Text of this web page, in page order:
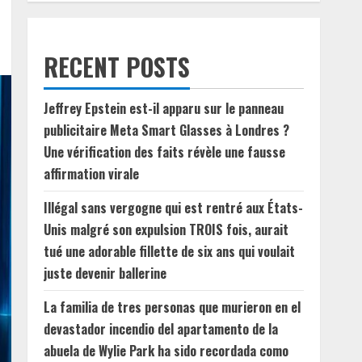
RECENT POSTS
Jeffrey Epstein est-il apparu sur le panneau
publicitaire Meta Smart Glasses à Londres ?
Une vérification des faits révèle une fausse
affirmation virale
Illégal sans vergogne qui est rentré aux États-
Unis malgré son expulsion TROIS fois, aurait
tué une adorable fillette de six ans qui voulait
juste devenir ballerine
La familia de tres personas que murieron en el
devastador incendio del apartamento de la
abuela de Wylie Park ha sido recordada como